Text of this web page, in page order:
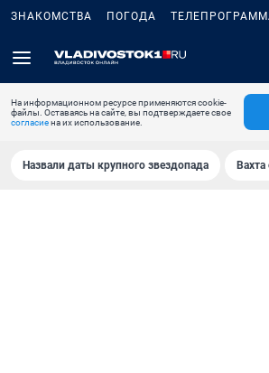
ЗНАКОМСТВА ПОГОДА
На информационном ресурсе применяются cookie-
файлы. Оставаясь на сайте, вы подтверждаете свое
согласиена их использование.
Назвали даты крупного звездопада